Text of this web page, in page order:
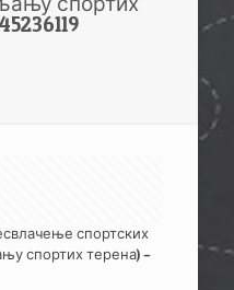
спортских
спортих терена) –